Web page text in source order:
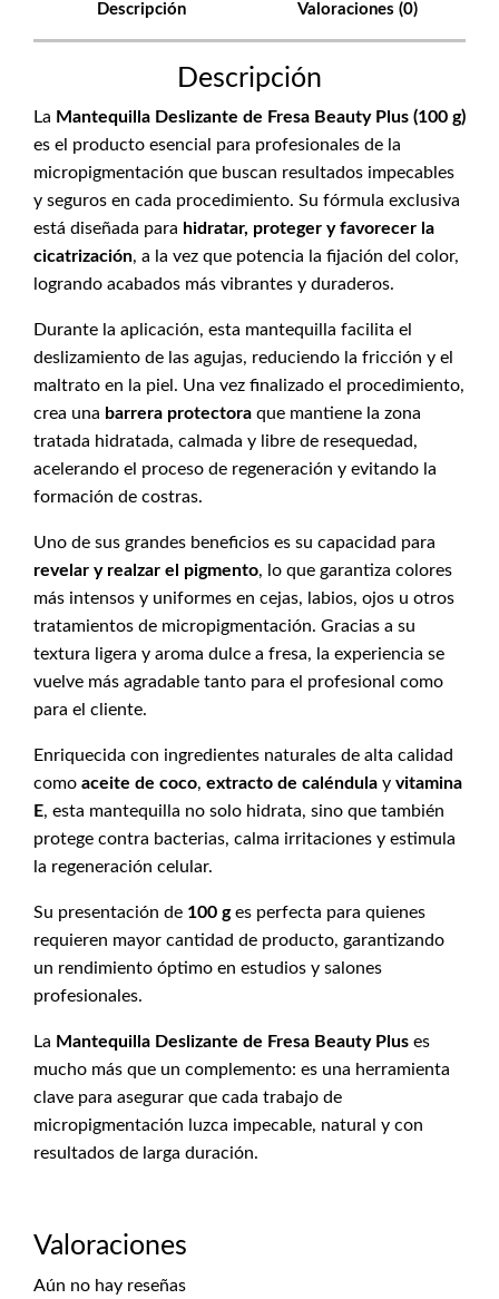
Descripción Valoraciones (0)
Descripción
La Mantequilla Deslizante de Fresa Beauty Plus (100 g)
es el producto esencial para profesionales de la
micropigmentación que buscan resultados impecables
y seguros en cada procedimiento. Su fórmula exclusiva
está diseñada para hidratar, proteger y favorecer la
cicatrización, a la vez que potencia la fijación del color,
logrando acabados más vibrantes y duraderos.
Durante la aplicación, esta mantequilla facilita el
deslizamiento de las agujas, reduciendo la fricción y el
maltrato en la piel. Una vez finalizado el procedimiento,
crea una barrera protectora que mantiene la zona
tratada hidratada, calmada y libre de resequedad,
acelerando el proceso de regeneración y evitando la
formación de costras.
Uno de sus grandes beneficios es su capacidad para
revelar y realzar el pigmento, lo que garantiza colores
más intensos y uniformes en cejas, labios, ojos u otros
tratamientos de micropigmentación. Gracias a su
textura ligera y aroma dulce a fresa, la experiencia se
vuelve más agradable tanto para el profesional como
para el cliente.
Enriquecida con ingredientes naturales de alta calidad
como aceite de coco, extracto de caléndula y vitamina
E, esta mantequilla no solo hidrata, sino que también
protege contra bacterias, calma irritaciones y estimula
la regeneración celular.
Su presentación de 100 ges perfecta para quienes
requieren mayor cantidad de producto, garantizando
un rendimiento óptimo en estudios y salones
profesionales.
La Mantequilla Deslizante de Fresa Beauty Plus es
mucho más que un complemento: es una herramienta
clave para asegurar que cada trabajo de
micropigmentación luzca impecable, natural y con
resultados de larga duración.
Valoraciones
Aún no hay reseñas